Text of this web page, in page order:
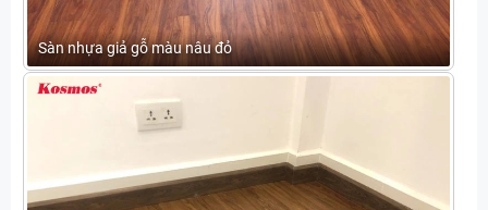
Sàn nhựa giả gỗ màu nâu đỏ